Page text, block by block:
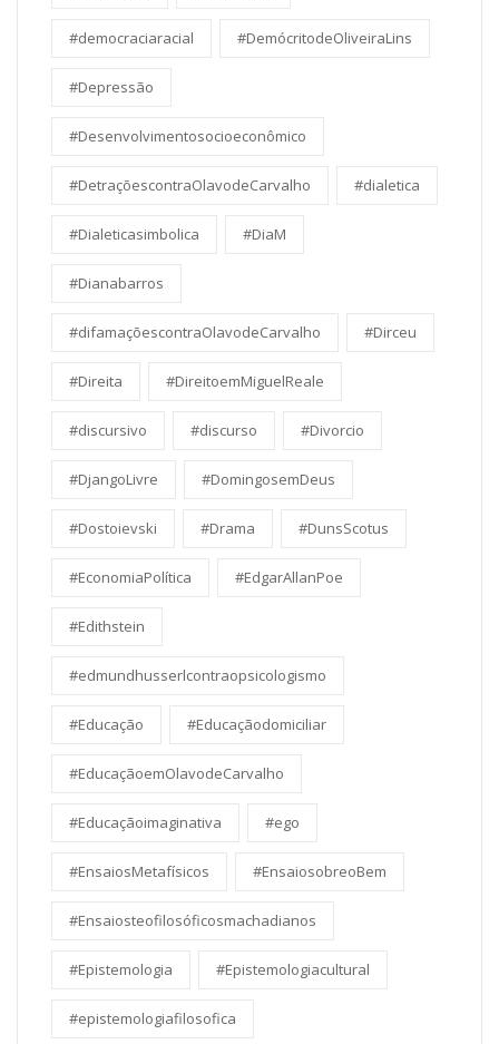
#democraciaracial #DemócritodeOliveiraLins
#Depressão
#Desenvolvimentosocioeconômico
#DetraçõescontraOlavodeCarvalho #dialetica
#Dialeticasimbolica #DiaM
#Dianabarros
#difamaçõescontraOlavodeCarvalho #Dirceu
#Direita #DireitoemMiguelReale
#discursivo #discurso #Divorcio
#DjangoLivre #DomingosemDeus
#Dostoievski #Drama #DunsScotus
#EconomiaPolítica #EdgarAllanPoe
#Edithstein
#edmundhusserlcontraopsicologismo
#Educação #Educaçãodomiciliar
#EducaçãoemOlavodeCarvalho
#Educaçãoimaginativa #ego
#EnsaiosMetafísicos #EnsaiosobreoBem
#Ensaiosteofilosóficosmachadianos
#Epistemologia #Epistemologiacultural
#epistemologiafilosofica